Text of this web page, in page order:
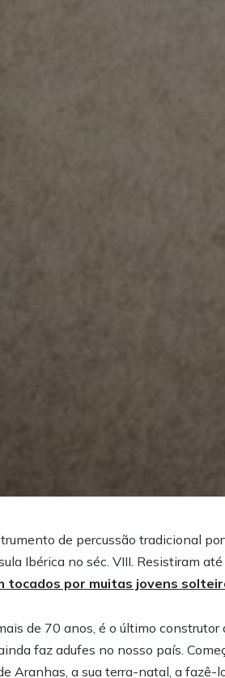
de percussão tradicional
Ibérica no séc. VIII. Resistiram
tocados por muitas jovens
de 70 anos, é o último
faz adufes no nosso país.
Aranhas, a sua terra-natal, a fazê-